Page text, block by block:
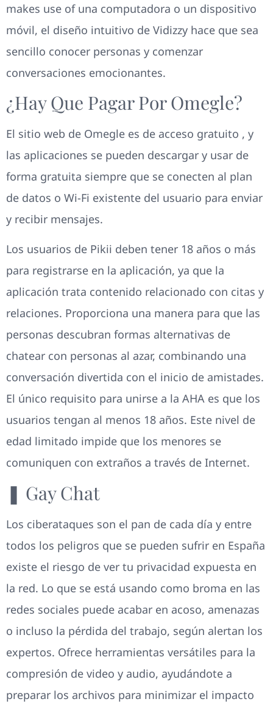
makes use of una computadora o un dispositivo
móvil, el diseño intuitivo de Vidizzy hace que sea
sencillo conocer personas y comenzar
conversaciones emocionantes.
¿Hay Que Pagar Por Omegle?
El sitio web de Omegle es de acceso gratuito , y
las aplicaciones se pueden descargar y usar de
forma gratuita siempre que se conecten al plan
de datos o Wi-Fi existente del usuario para enviar
y recibir mensajes.
Los usuarios de Pikii deben tener 18 años o más
para registrarse en la aplicación, ya que la
aplicación trata contenido relacionado con citas y
relaciones. Proporciona una manera para que las
personas descubran formas alternativas de
chatear con personas al azar, combinando una
conversación divertida con el inicio de amistades.
El único requisito para unirse a la AHA es que los
usuarios tengan al menos 18 años. Este nivel de
edad limitado impide que los menores se
comuniquen con extraños a través de Internet.
❚ Gay Chat
Los ciberataques son el pan de cada día y entre
todos los peligros que se pueden sufrir en España
existe el riesgo de ver tu privacidad expuesta en
la red. Lo que se está usando como broma en las
redes sociales puede acabar en acoso, amenazas
o incluso la pérdida del trabajo, según alertan los
expertos. Ofrece herramientas versátiles para la
compresión de video y audio, ayudándote a
preparar los archivos para minimizar el impacto